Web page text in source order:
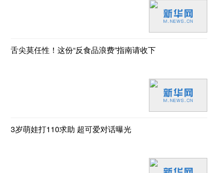
舌尖莫任性！这份“反食品浪费”指南请收下
3岁萌娃打110求助 超可爱对话曝光